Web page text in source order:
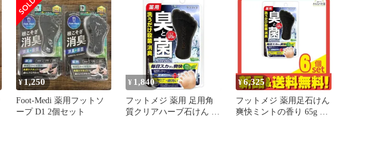
¥1,250
Foot-Medi 薬用フットソ
ープ D1 2個セット
¥ 1,840
フットメジ 薬用 足用角
質クリアハーブ石けん 爽
¥6,325
フットメジ 薬用足石けん
爽快ミントの香り 65g 6